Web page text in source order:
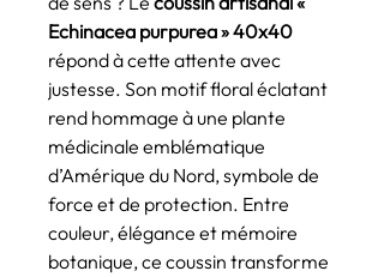
Echinacea purpurea » 40x40
répond à cette attente avec
justesse. Son motif floral éclatant
rend hommage à une plante
médicinale emblématique
d’Amérique du Nord, symbole de
force et de protection. Entre
couleur, élégance et mémoire
botanique, ce coussin transforme